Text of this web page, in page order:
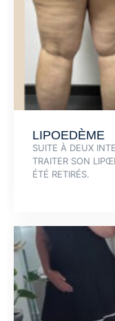
LIPOEDÈME
SUITE À DEUX
TRAITER SON
ÉTÉ RETIRÉS.